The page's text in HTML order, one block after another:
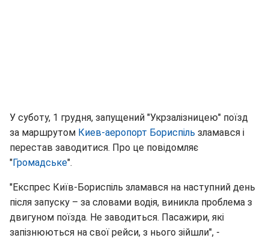
У суботу, 1 грудня, запущений "Укрзалізницею" поїзд
за маршрутом Киев-аеропорт Бориспіль зламався і
перестав заводитися. Про це повідомляє
"Громадське".
"Експрес Київ-Бориспіль зламався на наступний день
після запуску – за словами водія, виникла проблема з
двигуном поїзда. Не заводиться. Пасажири, які
запізнюються на свої рейси, з нього зійшли", -